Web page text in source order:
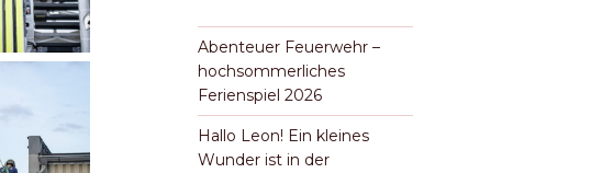
Abenteuer Feuerwehr –
hochsommerliches
Ferienspiel 2026
Hallo Leon! Ein kleines
Wunder ist in der